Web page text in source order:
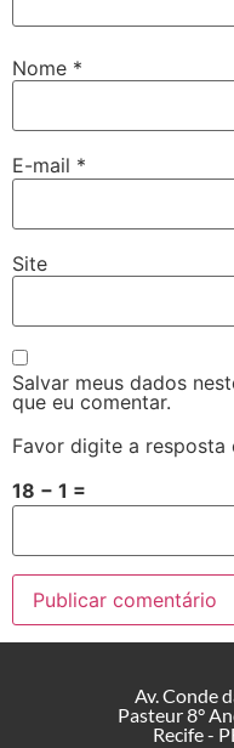
Nome *
E-mail *
Site
Salvar meus dados
que eu comentar.
Favor digite a resposta
18 − 1 =
Av. Conde
Pasteur 8°
Recife -